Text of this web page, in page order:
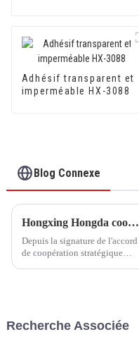
Adhésif transparent et
imperméable HX-3088
Blog Connexe
Hongxing Hongda coopère avec Keshun Waterproof Technology Co., Ltd pour apporter un nouvel avenir à l'industrie
Depuis la signature de l'accord
de coopération stratégique
Recherche Associée